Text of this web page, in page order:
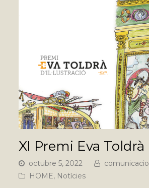
XI Premi Eva Toldrà
octubre 5, 2022
comunicacio
HOME, Notícies